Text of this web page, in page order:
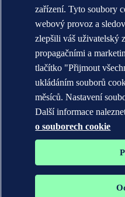
zařízení. Tyto soubory
webový provoz a
zlepšili váš uživatelský
propagačními a
tlačítko "Přijmout
ukládáním souborů
měsíců. Nastavení
Další informace
o souborech cookie